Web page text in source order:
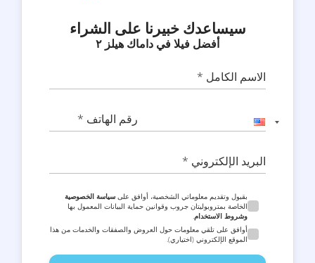
سيساعدك خبيرنا على الشراء
أفضل فيلا في داماك هيلز ۲
الاسم الكامل *
رقم الهاتف *
البريد الإلكتروني *
بقبول وتقديم معلوماتي الشخصية، أوافق على سياسة الخصوصية
الخاصة بمتروبوليتان جروب وقوانين حماية البيانات المعمول بها
وشروط الاستخدام.
أوافق على تلقي معلومات حول العروض والصفقات والخدمات من هذا
الموقع الإلكتروني (اختياري).